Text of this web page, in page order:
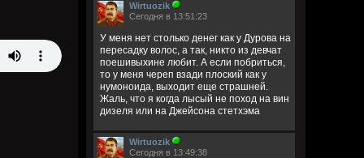
Wirtuozik
Сегодня в 13:51:23
У меня нет столько денег как у Дурова на
пересадку волос, а так, никто из девчат
поешивыхине любит. А если побриться,
то у меня череп взади плоский как у
нумоноида, выходит еще страшней.
Жаль, что я когда лысый не поход на вин
дизеля или на Джейсона стетхэма
Wirtuozik
Сегодня в 13:49:38